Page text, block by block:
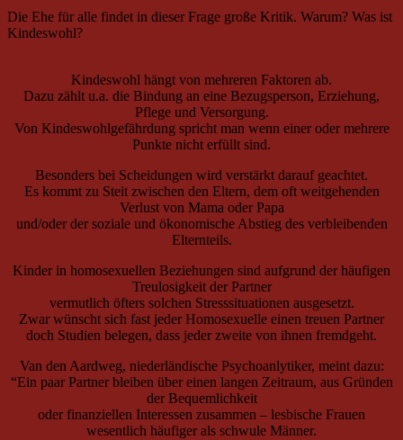
Die Ehe für alle findet in dieser Frage große Kritik. Warum? Was ist
Kindeswohl?
Kindeswohl hängt von mehreren Faktoren ab.
Dazu zählt u.a. die Bindung an eine Bezugsperson, Erziehung,
Pflege und Versorgung.
Von Kindeswohlgefährdung spricht man wenn einer oder mehrere
Punkte nicht erfüllt sind.
Besonders bei Scheidungen wird verstärkt darauf geachtet.
Es kommt zu Steit zwischen den Eltern, dem oft weitgehenden
Verlust von Mama oder Papa
und/oder der soziale und ökonomische Abstieg des verbleibenden
Elternteils.
Kinder in homosexuellen Beziehungen sind aufgrund der häufigen
Treulosigkeit der Partner
vermutlich öfters solchen Stresssituationen ausgesetzt.
Zwar wünscht sich fast jeder Homosexuelle einen treuen Partner
doch Studien belegen, dass jeder zweite von ihnen fremdgeht.
Van den Aardweg, niederländische Psychoanlytiker, meint dazu:
“Ein paar Partner bleiben über einen langen Zeitraum, aus Gründen
der Bequemlichkeit
oder finanziellen Interessen zusammen – lesbische Frauen
wesentlich häufiger als schwule Männer.